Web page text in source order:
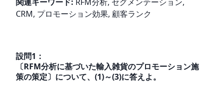
CRM, プロモーション効果, 顧客ランク
設問1 ：
〔RFM分析に基づいた輸入雑貨のプロモーション施
策の策定〕について、(1)～(3)に答えよ。